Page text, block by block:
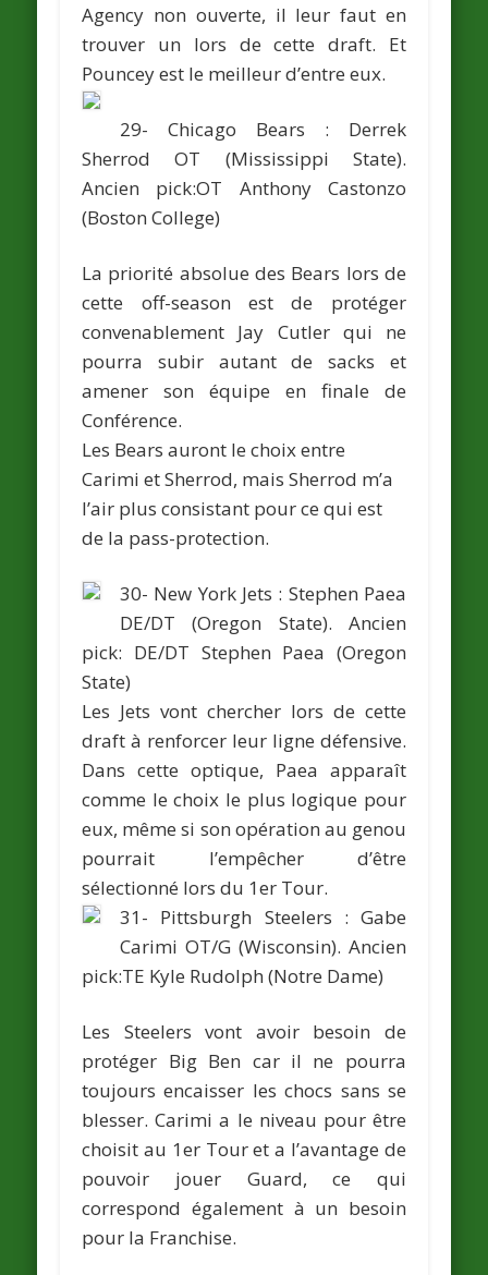
Agency non ouverte, il leur faut en
trouver un lors de cette draft. Et
Pouncey est le meilleur d’entre eux.
29- Chicago Bears : Derrek
Sherrod OT (Mississippi State).
Ancien pick:OT Anthony Castonzo
(Boston College)
La priorité absolue des Bears lors de
cette off-season est de protéger
convenablement Jay Cutler qui ne
pourra subir autant de sacks et
amener son équipe en finale de
Conférence.
Les Bears auront le choix entre
Carimi et Sherrod, mais Sherrod m’a
l’air plus consistant pour ce qui est
de la pass-protection.
30- New York Jets : Stephen Paea
DE/DT (Oregon State). Ancien
pick: DE/DT Stephen Paea (Oregon
State)
Les Jets vont chercher lors de cette
draft à renforcer leur ligne défensive.
Dans cette optique, Paea apparaît
comme le choix le plus logique pour
eux, même si son opération au genou
pourrait l’empêcher d’être
sélectionné lors du 1er Tour.
31- Pittsburgh Steelers : Gabe
Carimi OT/G (Wisconsin). Ancien
pick:TE Kyle Rudolph(Notre Dame)
Les Steelers vont avoir besoin de
protéger Big Ben car il ne pourra
toujours encaisser les chocs sans se
blesser. Carimi a le niveau pour être
choisit au 1er Tour et a l’avantage de
pouvoir jouer Guard, ce qui
correspond également à un besoin
pour la Franchise.